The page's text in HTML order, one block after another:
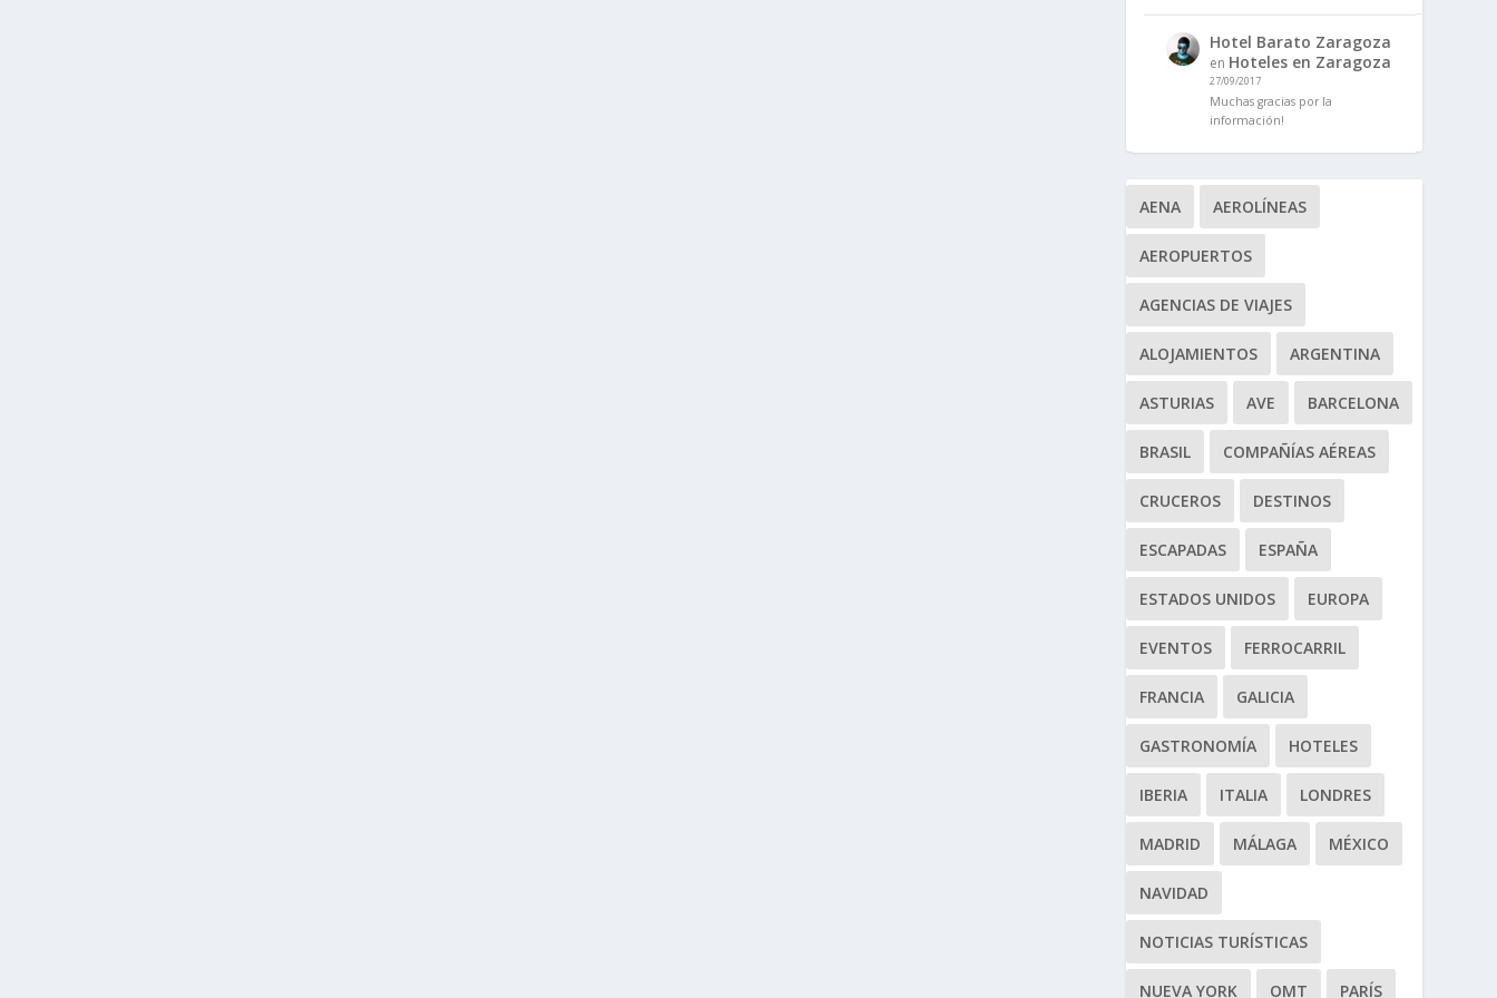
Hotel Barato Zaragoza
en Hoteles en Zaragoza
27/09/2017
Muchas gracias por la
información!
AENA AEROLÍNEAS
AEROPUERTOS
AGENCIAS DE VIAJES
ALOJAMIENTOS ARGENTINA
ASTURIAS AVE BARCELONA
BRASIL COMPAÑÍAS AÉREAS
CRUCEROS DESTINOS
ESCAPADAS ESPAÑA
ESTADOS UNIDOS EUROPA
EVENTOS FERROCARRIL
FRANCIA GALICIA
GASTRONOMÍA HOTELES
IBERIA ITALIA LONDRES
MADRID MÁLAGA MÉXICO
NAVIDAD
NOTICIAS TURÍSTICAS
NUEVA YORK OMT PARÍS